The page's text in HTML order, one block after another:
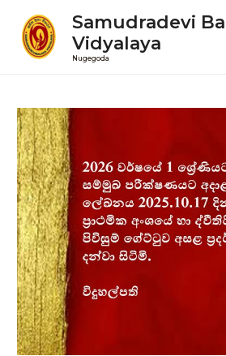
Samudradevi
Vidyalaya
Nugegoda